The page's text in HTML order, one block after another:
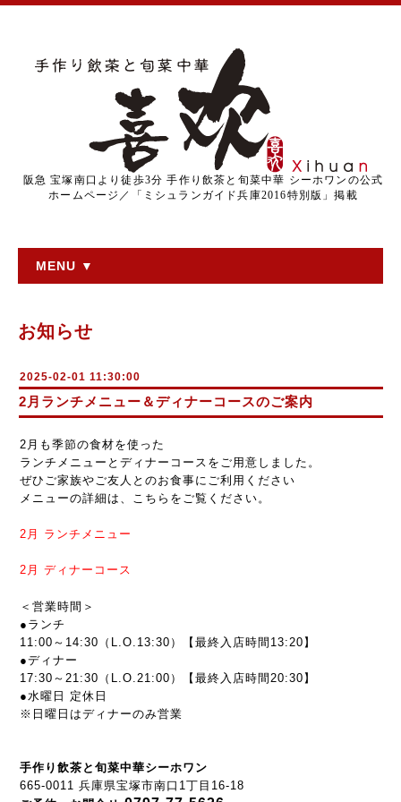
阪急 宝塚南口より徒歩3分 手作り飲茶と旬菜中華 シーホワンの公式
ホームページ／「ミシュランガイド兵庫2016特別版」掲載
MENU ▼
お知らせ
2025-02-01 11:30:00
2月ランチメニュー＆ディナーコースのご案内
2月も季節の食材を使った
ランチメニューとディナーコースをご用意しました。
ぜひご家族やご友人とのお食事にご利用ください
メニューの詳細は、こちらをご覧ください。
2月 ランチメニュー
2 月 ディナーコース
＜営業時間＞
●ランチ
11:00～14:30（L.O.13:30）【最終入店時間13:20】
●ディナー
17:30～21:30 （L.O.21:00）【最終入店時間20:30】
●水曜日 定休日
※日曜日はディナーのみ営業
手作り飲茶と旬菜中華シーホワン
665-0011 兵庫県宝塚市南口1丁目16-18